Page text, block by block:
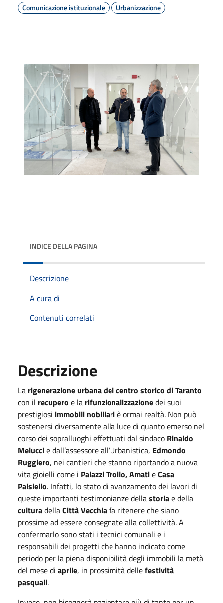
Comunicazione istituzionale
Urbanizzazione
INDICE DELLA PAGINA
Descrizione
A cura di
Contenuti correlati
Descrizione
La rigenerazione urbana del centro storico di Taranto
con il recupero e la rifunzionalizzazionedei suoi
prestigiosi immobili nobiliariè ormai realtà. Non può
sostenersi diversamente alla luce di quanto emerso nel
corso dei sopralluoghi effettuati dal sindaco Rinaldo
Meluccie dall’assessore all’Urbanistica, Edmondo
Ruggiero, nei cantieri che stanno riportando a nuova
vita gioielli come i Palazzi Troilo, AmatieCasa
Paisiello. Infatti, lo stato di avanzamento dei lavori di
queste importanti testimonianze dellastoriae della
culturadellaCittà Vecchiafa ritenere che siano
prossime ad essere consegnate alla collettività. A
confermarlo sono stati i tecnici comunali e i
responsabili dei progetti che hanno indicato come
periodo per la piena disponibilità degli immobili la metà
del mese di aprile, in prossimità dellefestività
pasquali.